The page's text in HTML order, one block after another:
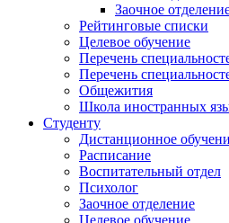
Заочное
Рейтинговые списки
Целевое обучение
Перечень
Перечень
Общежития
Школа иностранных
Студенту
Дистанционное
Расписание
Воспитательный отдел
Психолог
Заочное отделение
Целевое обучение